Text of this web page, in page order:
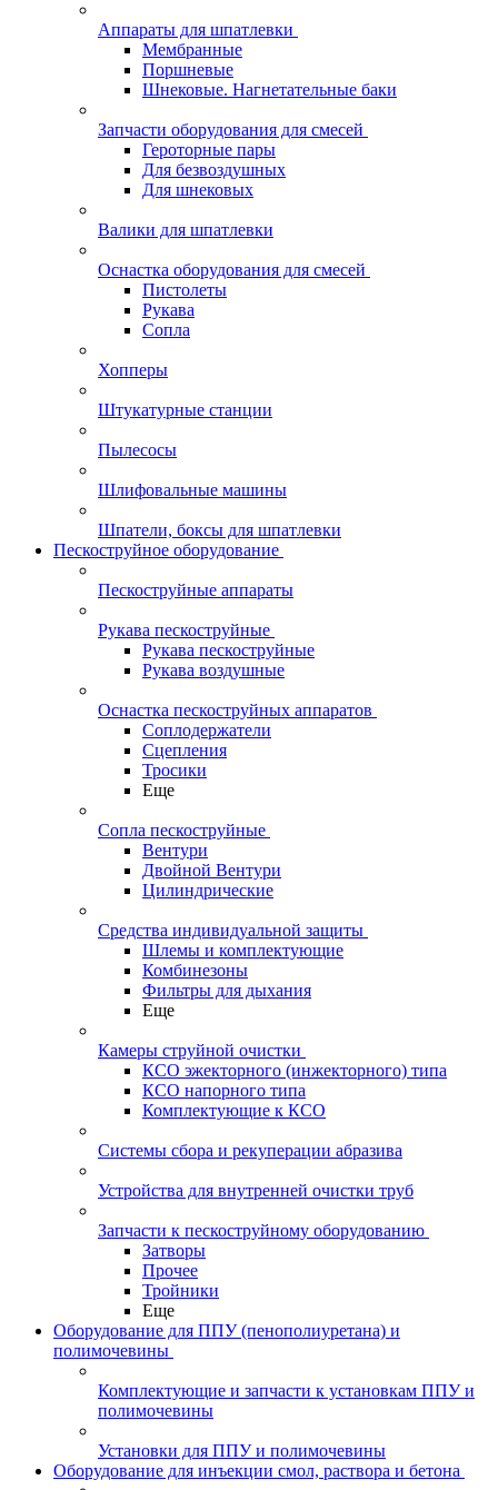
Аппараты для шпатлевки
Мембранные
Поршневые
Шнековые. Нагнетательные баки
Запчасти оборудования для смесей
Героторные пары
Для безвоздушных
Для шнековых
Валики для шпатлевки
Оснастка оборудования для смесей
Пистолеты
Рукава
Сопла
Хопперы
Штукатурные станции
Пылесосы
Шлифовальные машины
Шпатели, боксы для шпатлевки
Пескоструйное оборудование
Пескоструйные аппараты
Рукава пескоструйные
Рукава пескоструйные
Рукава воздушные
Оснастка пескоструйных аппаратов
Соплодержатели
Сцепления
Тросики
Еще
Сопла пескоструйные
Вентури
Двойной Вентури
Цилиндрические
Средства индивидуальной защиты
Шлемы и комплектующие
Комбинезоны
Фильтры для дыхания
Еще
Камеры струйной очистки
КСО эжекторного (инжекторного) типа
КСО напорного типа
Комплектующие к КСО
Системы сбора и рекуперации абразива
Устройства для внутренней очистки труб
Запчасти к пескоструйному оборудованию
Затворы
Прочее
Тройники
Еще
Оборудование для ППУ (пенополиуретана) и
полимочевины
Комплектующие и запчасти к установкам ППУ и
полимочевины
Установки для ППУ и полимочевины
Оборудование для инъекции смол, раствора и бетона